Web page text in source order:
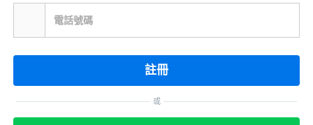
電話號碼
註冊
或